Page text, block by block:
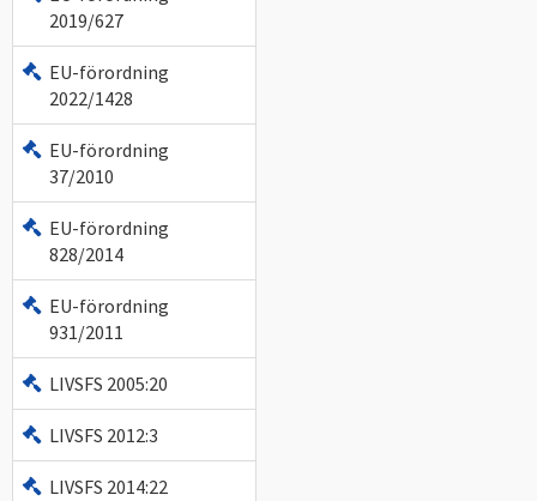
2019/627
EU-förordning
2022/1428
EU-förordning
37/2010
EU-förordning
828/2014
EU-förordning
931/2011
LIVSFS 2005:20
LIVSFS 2012:3
LIVSFS 2014:22